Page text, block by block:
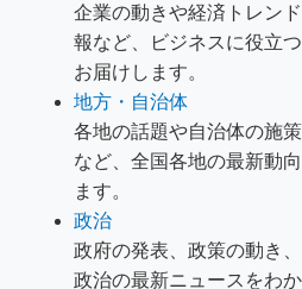
企業の動きや経済トレン
報など、ビジネスに役立
お届けします。
地方・自治体
各地の話題や自治体の施
など、全国各地の最新動
ます。
政治
政府の発表、政策の動き
政治の最新ニュースをわ